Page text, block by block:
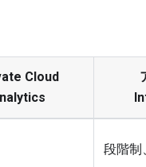
Cloud
段階制